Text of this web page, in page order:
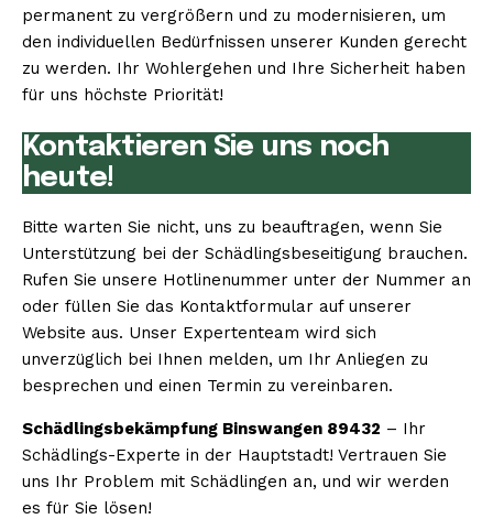
permanent zu vergrößern und zu modernisieren, um
den individuellen Bedürfnissen unserer Kunden gerecht
zu werden. Ihr Wohlergehen und Ihre Sicherheit haben
für uns höchste Priorität!
Kontaktieren Sie uns noch
heute!
Bitte warten Sie nicht, uns zu beauftragen, wenn Sie
Unterstützung bei der Schädlingsbeseitigung brauchen.
Rufen Sie unsere Hotlinenummer unter der Nummer an
oder füllen Sie das Kontaktformular auf unserer
Website aus. Unser Expertenteam wird sich
unverzüglich bei Ihnen melden, um Ihr Anliegen zu
besprechen und einen Termin zu vereinbaren.
Schädlingsbekämpfung Binswangen 89432 – Ihr
Schädlings-Experte in der Hauptstadt! Vertrauen Sie
uns Ihr Problem mit Schädlingen an, und wir werden
es für Sie lösen!